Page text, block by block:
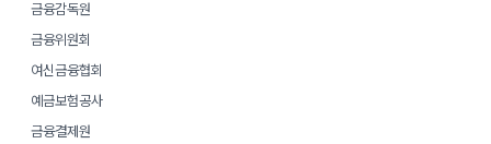
금융감독원
금융위원회
여신금융협회
예금보험공사
금융결제원